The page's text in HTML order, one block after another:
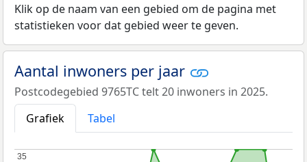
Klik op de naam van een gebied om de pagina met
statistieken voor dat gebied weer te geven.
Aantal inwoners per jaar
Postcodegebied 9765TC telt 20 inwoners in 2025.
Grafiek
Tabel
35
35